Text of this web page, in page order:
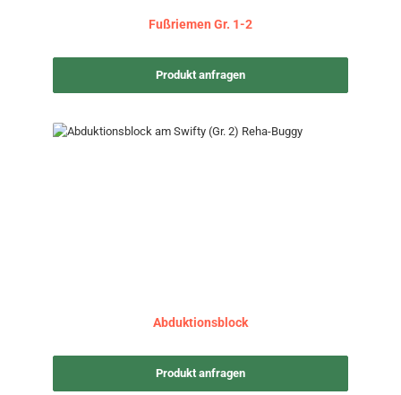
Fußriemen Gr. 1-2
Produkt anfragen
Abduktionsblock
Produkt anfragen